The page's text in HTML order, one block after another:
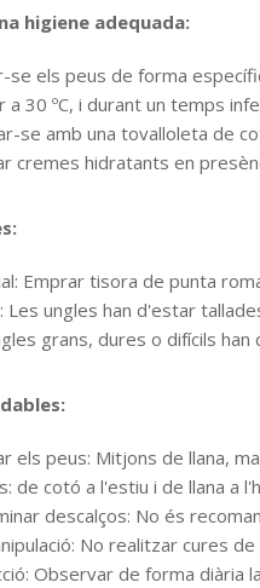
higiene adequada:
se els peus de forma
a 30 ºC, i durant un temps
se amb una tovalloleta de
cremes hidratants en
Emprar tisora ​​de punta
Les ungles han d'estar
grans, dures o difícils
els peus: Mitjons de llana,
de cotó a l'estiu i de llana a
descalços: No és
No realitzar cures
Observar de forma diària